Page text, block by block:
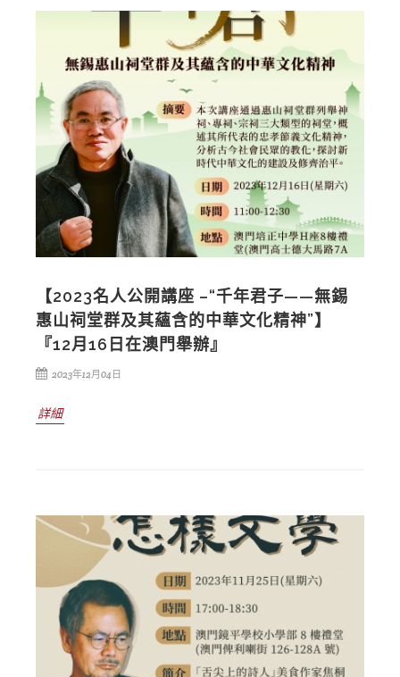
【2023名人公開講座 –“千年君子——無錫
惠山祠堂群及其蘊含的中華文化精神”】
『12月16日在澳門舉辦』
2023年12月04日
詳細